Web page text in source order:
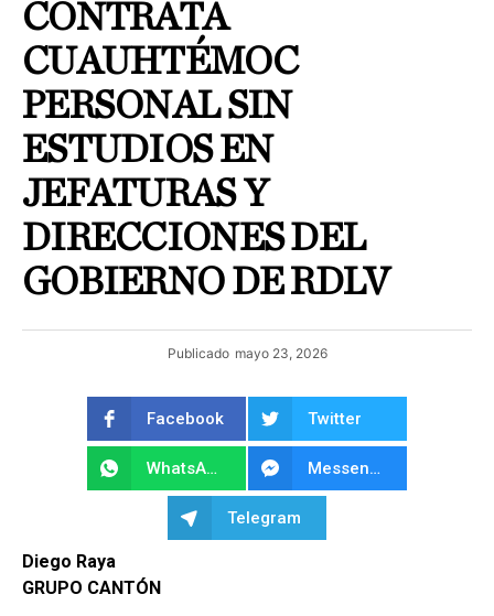
CONTRATA
CUAUHTÉMOC
PERSONAL SIN
ESTUDIOS EN
JEFATURAS Y
DIRECCIONES DEL
GOBIERNO DE RDLV
Publicado mayo 23, 2026
Facebook Twitter
WhatsApp Messenger
Telegram
Diego Raya
GRUPO CANTÓN